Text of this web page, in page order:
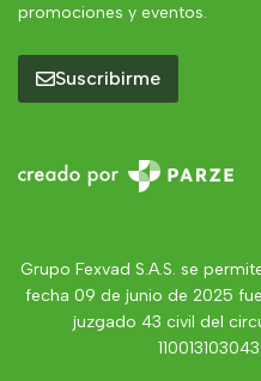
promociones y eventos.
Suscribirme
Grupo Fexvad S.A.S. se
fecha 09 de junio de 2025
juzgado 43 civil del